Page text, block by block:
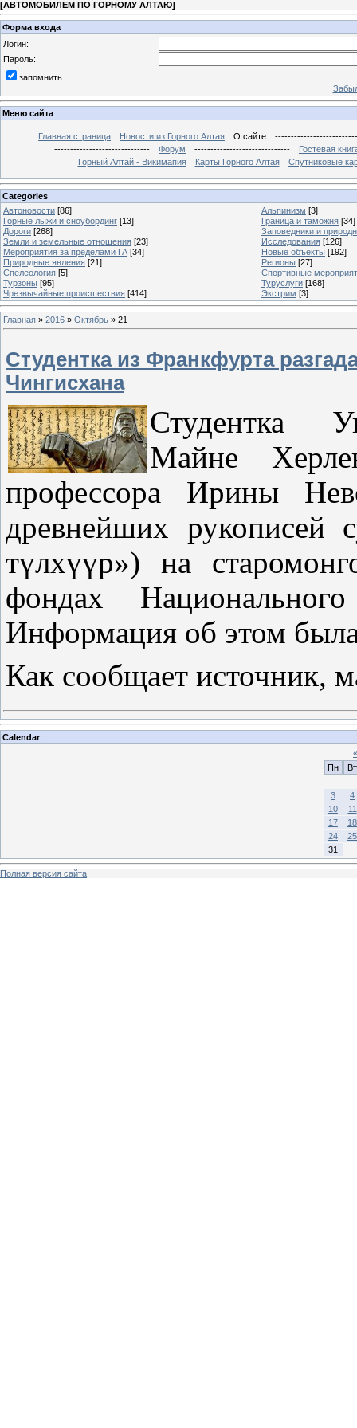
[АВТОМОБИЛЕМ ПО ГОРНОМУ АЛТАЮ]
Форма входа
Логин:
Пароль:
запомнить
Меню сайта
Главная страница Новости из Горного Алтая О сайте
------------------------------
Форум ------------------------------
Гостевая
Горный Алтай - Викимапия
Карты Горного Алтая Спутниковые
Categories
Автоновости [86] Альпинизм [3]
Горные лыжи и сноубординг [13] Граница и таможня [34]
Дороги [268]
Заповедники и
Земли и земельные отношения [23] Исследования [126]
Мероприятия за пределами ГА [34] Новые объекты [192]
Природные явления [21] Регионы [27]
Спелеология [5]
Спортивные
Турзоны [95] Туруслуги [168]
Чрезвычайные происшествия [414] Экстрим [3]
Главная » 2016 » Октябрь » 21
Студентка из Франкфурта
Чингисхана
Студентка
Майне
профессора Ирины
древнейших
түлхүүр») на
фондах
Информация об этом
Как сообщает источник,
Calendar
«
Пн
Вт
3
4
10
11
17
18
24
25
31
Полная версия сайта